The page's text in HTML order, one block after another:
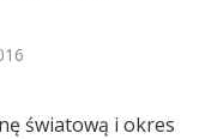
światową i okres